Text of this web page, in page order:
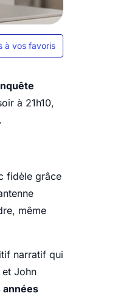
à vos favoris
à 21h10,
fidèle grâce
même
narratif qui
et John
années